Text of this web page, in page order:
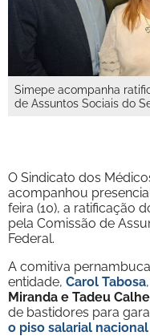
Simepe acompanha
de Assuntos Sociais do
O Sindicato dos
acompanhou
feira (10), a ratificação
pela Comissão de
Federal.
A comitiva
entidade, Carol Tabosa
Miranda e Tadeu
de bastidores para
o piso salarial